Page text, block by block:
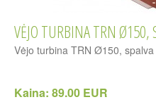
VĖJO TURBINA TRN Ø150,
Vėjo turbina TRN Ø150,
Kaina: 89.00 EUR